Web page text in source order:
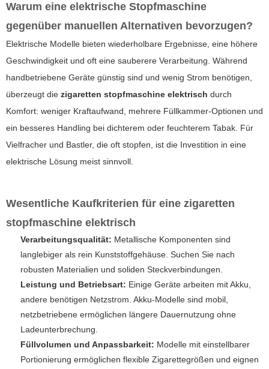
Warum eine elektrische Stopfmaschine
gegenüber manuellen Alternativen bevorzugen?
Elektrische Modelle bieten wiederholbare Ergebnisse, eine höhere
Geschwindigkeit und oft eine sauberere Verarbeitung. Während
handbetriebene Geräte günstig sind und wenig Strom benötigen,
überzeugt die zigaretten stopfmaschine elektrisch durch
Komfort: weniger Kraftaufwand, mehrere Füllkammer-Optionen und
ein besseres Handling bei dichterem oder feuchterem Tabak. Für
Vielfracher und Bastler, die oft stopfen, ist die Investition in eine
elektrische Lösung meist sinnvoll.
Wesentliche Kaufkriterien für eine zigaretten
stopfmaschine elektrisch
Verarbeitungsqualität: Metallische Komponenten sind
langlebiger als rein Kunststoffgehäuse. Suchen Sie nach
robusten Materialien und soliden Steckverbindungen.
Leistung und Betriebsart: Einige Geräte arbeiten mit Akku,
andere benötigen Netzstrom. Akku-Modelle sind mobil,
netzbetriebene ermöglichen längere Dauernutzung ohne
Ladeunterbrechung.
Füllvolumen und Anpassbarkeit: Modelle mit einstellbarer
Portionierung ermöglichen flexible Zigarettegrößen und eignen